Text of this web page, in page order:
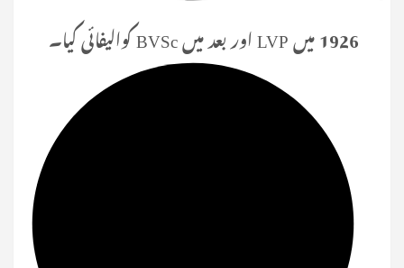
1926 میں LVP اور بعد میں BVSc کوالیفائی کیا۔